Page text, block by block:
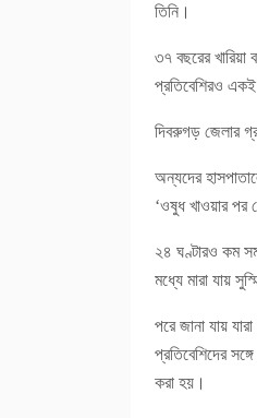
তিনি।
৩৭ বছরের
প্রতিবেশিরও
দিবরুগড় জেলার
অন্যদের
‘ওষুধ খাওয়ার পর
২৪ ঘণ্টারও কম
মধ্যে মারা যায়
পরে জানা যায়
প্রতিবেশিদের
করা হয়।